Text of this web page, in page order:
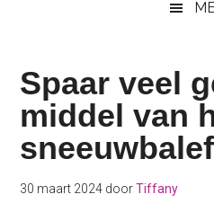
Spaar veel
middel van
30 maart 2024 doorTiffany